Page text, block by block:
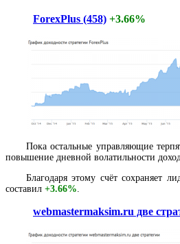
ForexPlus (458) +3.66%
Пока остальные управляющие
повышение дневной волатильности
Благодаря этому счёт сохраняет
составил +3.66%.
webmastermaksim.ru две